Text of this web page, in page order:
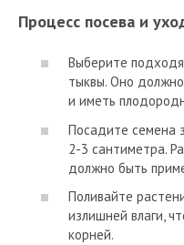
Процесс посева и
Выберите
тыквы. Оно
и иметь
Посадите семена
2-3 сантиметра.
должно быть
Поливайте
излишней влаги,
корней.